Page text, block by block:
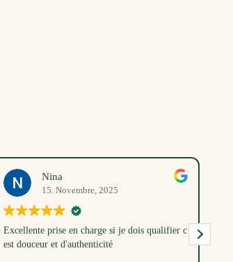
Nina
15. Novembre, 2025
Excellente prise en charge si je dois qualifier c
est douceur et d'authenticité